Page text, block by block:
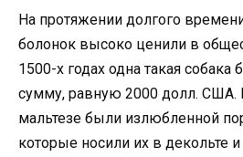
На протяжении долгого
болонок высоко ценили в
1500-х годах одна такая собака
сумму, равную 2000 долл. США.
мальтезе были излюбленной
которые носили их в декольте